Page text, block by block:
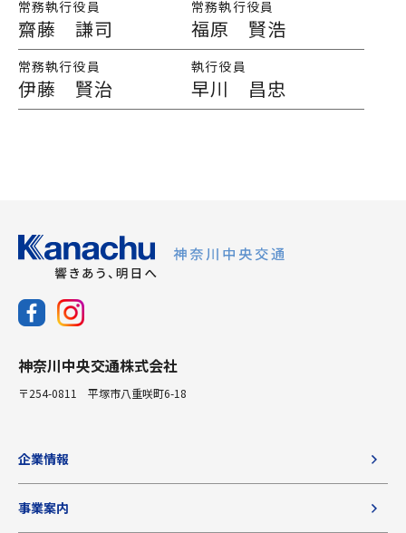
常務執行役員
齋藤 謙司
常務執行役員
福原 賢浩
常務執行役員
伊藤 賢治
執行役員
早川 昌忠
神奈川中央交通株式会社
〒254-0811 平塚市八重咲町6-18
企業情報
事業案内